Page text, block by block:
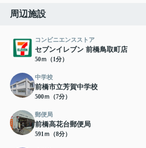
周辺施設
コンビニエンスストア
セブンイレブン 前橋鳥取町店
50ｍ（1分）
中学校
前橋市立芳賀中学校
500ｍ（7分）
郵便局
前橋高花台郵便局
591ｍ（8分）